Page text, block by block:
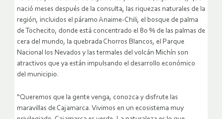
nació meses después de la consulta, las riquezas naturales de la
región, incluidos el páramo Anaime-Chili, el bosque de palma
de Tochecito, donde está concentrado el 80 % de las palmas de
cera del mundo, la quebrada Chorros Blancos, el Parque
Nacional los Nevados y las termales del volcán Michín son
atractivos que ya están impulsando el desarrollo económico
del municipio.
“Queremos que la gente venga, conozca y disfrute las
maravillas de Cajamarca. Vivimos en un ecosistema muy